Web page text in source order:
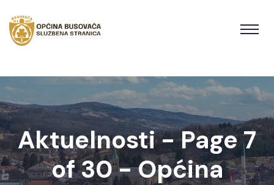
Aktuelnosti - Page 7
of 30 - Općina